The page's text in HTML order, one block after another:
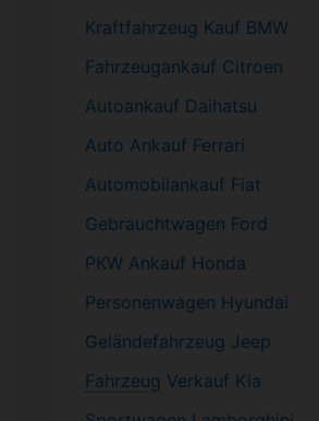
Kraftfahrzeug Kauf BMW
Fahrzeugankauf Citroen
Autoankauf Daihatsu
Auto Ankauf Ferrari
Automobilankauf Fiat
Gebrauchtwagen Ford
PKW Ankauf Honda
Personenwagen Hyundai
Geländefahrzeug Jeep
Fahrzeug Verkauf Kia